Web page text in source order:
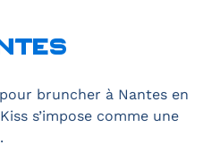
bruncher à Nantes en
s’impose comme une